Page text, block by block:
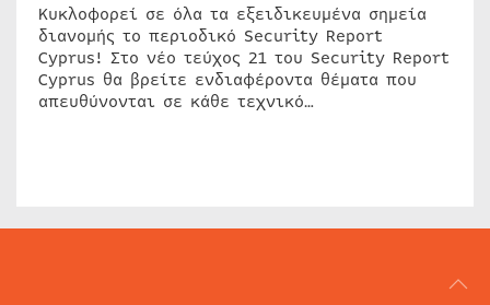
Κυκλοφορεί σε όλα τα εξειδικευμένα σημεία
διανομής το περιοδικό Security Report
Cyprus! Στο νέο τεύχος 21 του Security Report
Cyprus θα βρείτε ενδιαφέροντα θέματα που
απευθύνονται σε κάθε τεχνικό…